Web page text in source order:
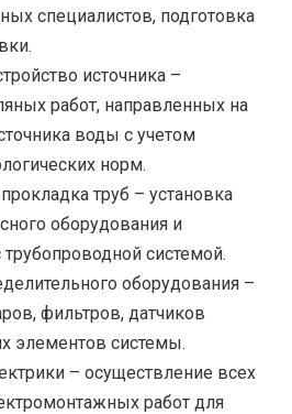
специалистов, подготовка
источника –
работ, направленных на
воды с учетом
норм.
труб – установка
оборудования и
системой.
оборудования –
фильтров, датчиков
элементов системы.
– осуществление всех
работ для